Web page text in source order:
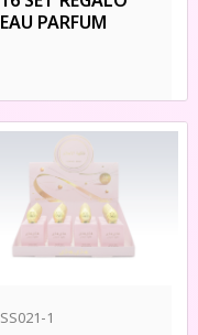
EAU PARFUM
SS021-1